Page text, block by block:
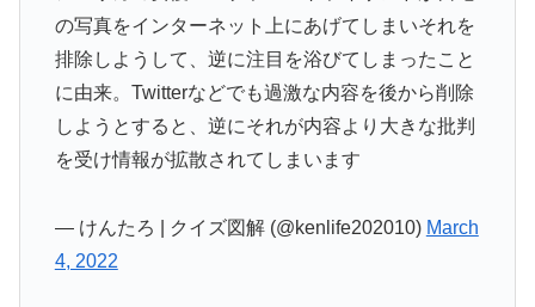
の写真をインターネット上にあげてしまいそれを
排除しようして、逆に注目を浴びてしまったこと
に由来。Twitterなどでも過激な内容を後から削除
しようとすると、逆にそれが内容より大きな批判
を受け情報が拡散されてしまいます
— けんたろ | クイズ図解 (@kenlife202010) March
4, 2022